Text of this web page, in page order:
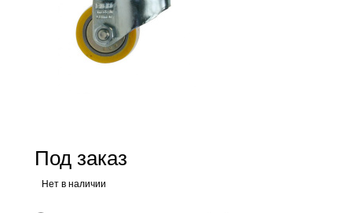
Под заказ
Нет в наличии